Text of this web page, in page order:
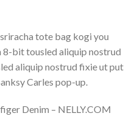
tote bag kogi you
8-bit tousled aliquip nostrud
aliquip nostrud fixie ut put
Carles pop-up.
Denim – NELLY.COM